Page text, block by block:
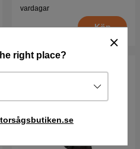
right place?
vardagar
Köp